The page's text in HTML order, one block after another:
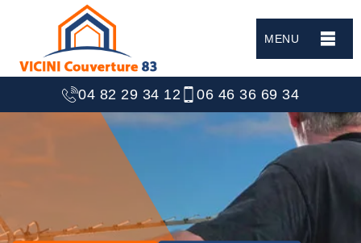
MENU
04 82 29 34 12 06 46 36 69 34